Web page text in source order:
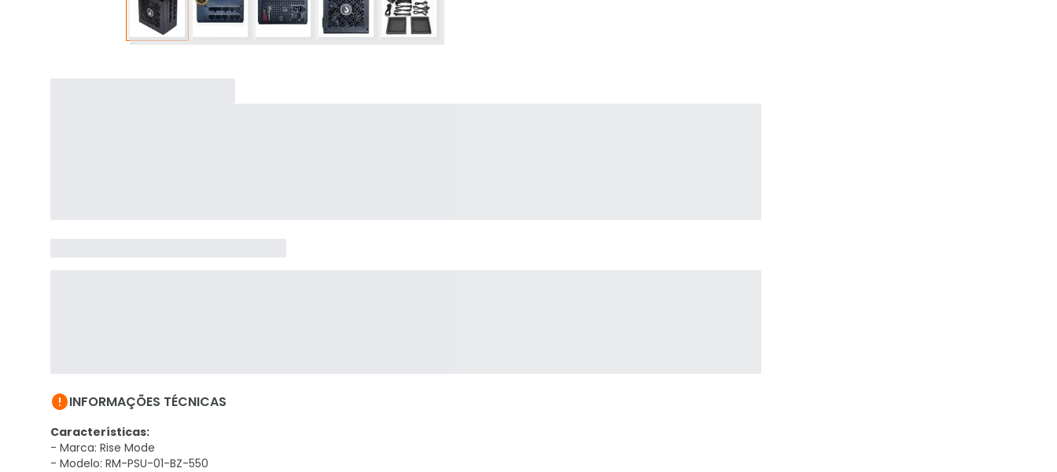
INFORMAÇÕES TÉCNICAS
Características:
- Marca: Rise Mode
- Modelo: RM-PSU-01-BZ-550